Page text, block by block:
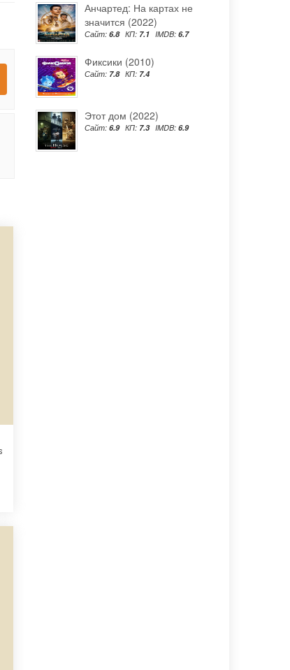
Анчартед: На картах не
значится (2022)
Сайт: 6.8 КП: 7.1 IMDB: 6.7
Фиксики (2010)
Сайт: 7.8 КП: 7.4
Этот дом (2022)
Сайт: 6.9 КП: 7.3 IMDB: 6.9